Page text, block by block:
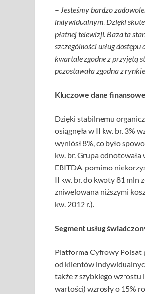
– Jesteśmy bardzo
indywidualnym. Dzięki
płatnej telewizji. Baza ta
szczególności usług
kwartale zgodne z przyjętą
pozostawała zgodna z
Kluczowe dane
Dzięki stabilnemu
osiągnęła w II kw. br. 3%
wyniósł 8%, co było
kw. br. Grupa odnotowała
EBITDA, pomimo
II kw. br. do kwoty 81 mln
zniwelowana niższymi
kw. 2012 r.).
Segment usług
Platforma Cyfrowy Polsat
od klientów
także z szybkiego
wartości) wzrosły o 15%